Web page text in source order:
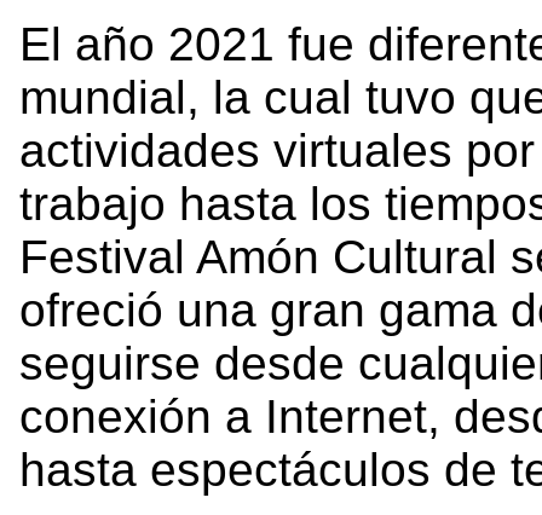
El año 2021 fue
mundial, la cual tuvo
actividades virtuales
trabajo hasta los
Festival Amón Cultural
ofreció una gran gama
seguirse desde
conexión a Internet,
hasta espectáculos de